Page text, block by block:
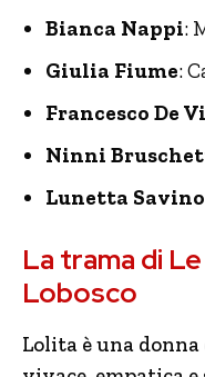
Bianca Nappi:
Giulia Fiume:
Francesco De
Ninni
Lunetta Savino
La trama di
Lobosco
Lolita è una